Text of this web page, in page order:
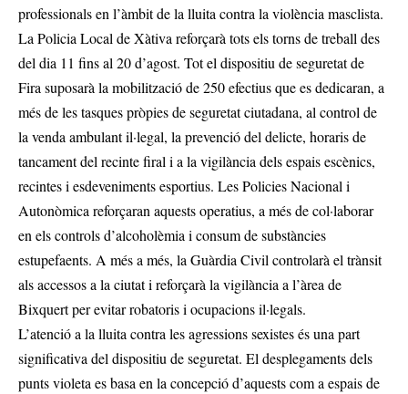
professionals en l’àmbit de la lluita contra la violència masclista.
La Policia Local de Xàtiva reforçarà tots els torns de treball des
del dia 11 fins al 20 d’agost. Tot el dispositiu de seguretat de
Fira suposarà la mobilització de 250 efectius que es dedicaran, a
més de les tasques pròpies de seguretat ciutadana, al control de
la venda ambulant il·legal, la prevenció del delicte, horaris de
tancament del recinte firal i a la vigilància dels espais escènics,
recintes i esdeveniments esportius. Les Policies Nacional i
Autonòmica reforçaran aquests operatius, a més de col·laborar
en els controls d’alcoholèmia i consum de substàncies
estupefaents. A més a més, la Guàrdia Civil controlarà el trànsit
als accessos a la ciutat i reforçarà la vigilància a l’àrea de
Bixquert per evitar robatoris i ocupacions il·legals.
L’atenció a la lluita contra les agressions sexistes és una part
significativa del dispositiu de seguretat. El desplegaments dels
punts violeta es basa en la concepció d’aquests com a espais de